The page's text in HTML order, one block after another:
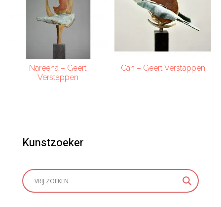
Nareena – Geert
Verstappen
Can – Geert Verstappen
Kunstzoeker